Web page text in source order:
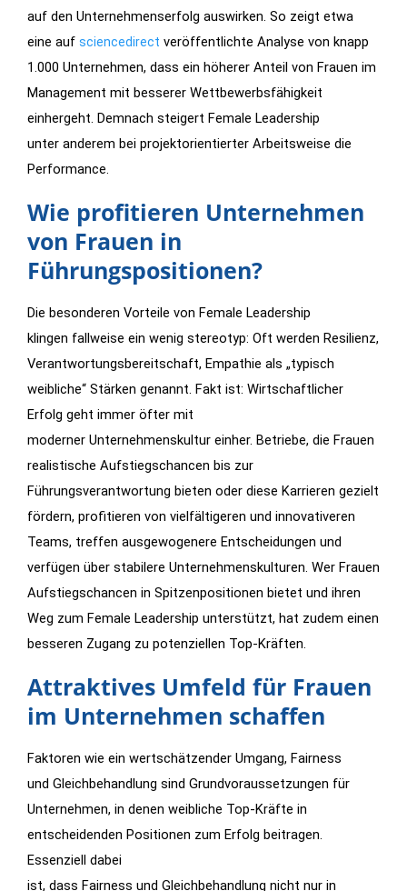
auf den Unternehmenserfolg auswirken. So zeigt etwa
eine auf sciencedirect veröffentlichte Analyse von knapp
1.000 Unternehmen, dass ein höherer Anteil von Frauen im
Management mit besserer Wettbewerbsfähigkeit
einhergeht. Demnach steigert Female Leadership
unter anderem bei projektorientierter Arbeitsweise die
Performance.
Wie profitieren Unternehmen
von Frauen in
Führungspositionen?
Die besonderen Vorteile von Female Leadership
klingen fallweise ein wenig stereotyp: Oft werden Resilienz,
Verantwortungsbereitschaft, Empathie als „typisch
weibliche“ Stärken genannt. Fakt ist: Wirtschaftlicher
Erfolg geht immer öfter mit
moderner Unternehmenskultur einher. Betriebe, die Frauen
realistische Aufstiegschancen bis zur
Führungsverantwortung bieten oder diese Karrieren gezielt
fördern, profitieren von vielfältigeren und innovativeren
Teams, treffen ausgewogenere Entscheidungen und
verfügen über stabilere Unternehmenskulturen. Wer Frauen
Aufstiegschancen in Spitzenpositionen bietet und ihren
Weg zum Female Leadership unterstützt, hat zudem einen
besseren Zugang zu potenziellen Top-Kräften.
Attraktives Umfeld für Frauen
im Unternehmen schaffen
Faktoren wie ein wertschätzender Umgang, Fairness
und Gleichbehandlung sind Grundvoraussetzungen für
Unternehmen, in denen weibliche Top-Kräfte in
entscheidenden Positionen zum Erfolg beitragen.
Essenziell dabei
ist, dass Fairness und Gleichbehandlung nicht nur in